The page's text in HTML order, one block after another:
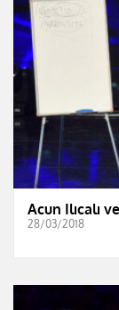
Acun Ilıcalı
28/03/2018